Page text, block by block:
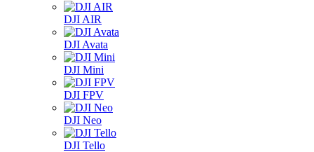
DJI AIR
DJI Avata
DJI Mini
DJI FPV
DJI Neo
DJI Tello